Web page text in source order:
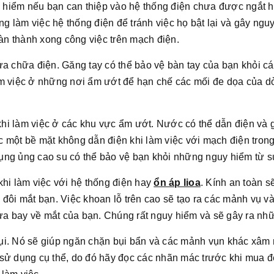
nếu bạn can thiệp vào hệ thống điện chưa được ngắt
làm việc hệ thống điện để tránh việc họ bật lại và gây
thành xong công việc trên mạch điện.
chữa điện. Găng tay có thể bảo vệ bàn tay của bạn khỏi
việc ở những nơi ẩm ướt để hạn chế các mối đe dọa của
làm việc ở các khu vực ẩm ướt. Nước có thể dẫn điện và
một bề mặt không dẫn điện khi làm việc với mạch điện
ủng cao su có thể bảo vệ bạn khỏi những nguy hiểm từ
làm việc với hệ thống điện hayổn áp lioa. Kính an toàn
mắt bạn. Việc khoan lỗ trên cao sẽ tạo ra các mảnh vụ
bay về mắt của bạn. Chúng rất nguy hiểm và sẽ gây ra
Nó sẽ giúp ngăn chặn bụi bẩn và các mảnh vụn khác
dụng cụ thể, do đó hãy đọc các nhãn mác trước khi mua